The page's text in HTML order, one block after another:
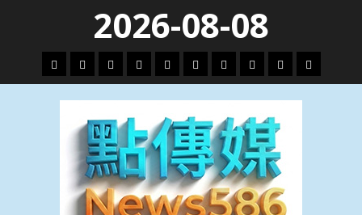
content
2026-08-08
頭
條
財
經
地
方.
會
文
教.
技
專
題
娛
樂
劇
政
治
國
際
運
動
生
活